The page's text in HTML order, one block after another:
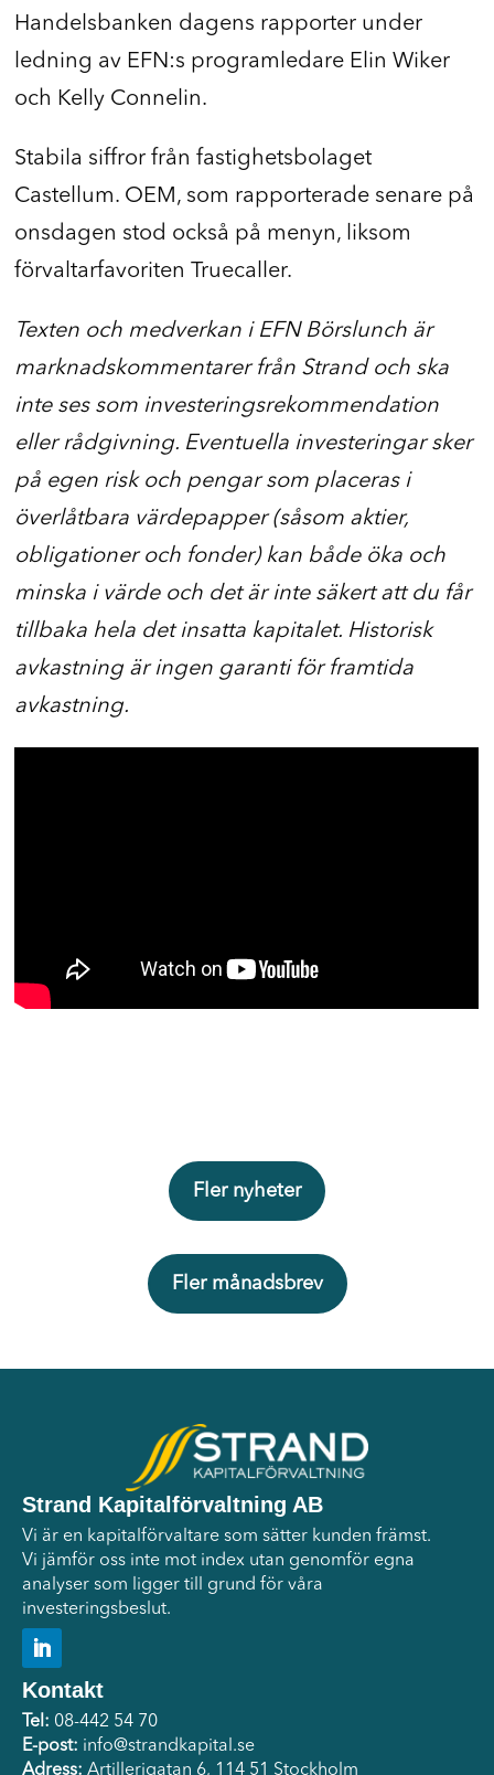
Handelsbanken dagens rapporter under
ledning av EFN:s programledare Elin Wiker
och Kelly Connelin.
Stabila siffror från fastighetsbolaget
Castellum. OEM, som rapporterade senare på
onsdagen stod också på menyn, liksom
förvaltarfavoriten Truecaller.
Texten och medverkan i EFN Börslunch är
marknadskommentarer från Strand och ska
inte ses som investeringsrekommendation
eller rådgivning. Eventuella investeringar sker
på egen risk och pengar som placeras i
överlåtbara värdepapper (såsom aktier,
obligationer och fonder) kan både öka och
minska i värde och det är inte säkert att du får
tillbaka hela det insatta kapitalet. Historisk
avkastning är ingen garanti för framtida
avkastning.
Fler nyheter
Fler månadsbrev
Strand Kapitalförvaltning AB
Vi är en kapitalförvaltare som sätter kunden främst.
Vi jämför oss inte mot index utan genomför egna
analyser som ligger till grund för våra
investeringsbeslut.
Kontakt
Tel: 08-442 54 70
E-post: info@strandkapital.se
Adress: Artillerigatan 6, 114 51 Stockholm